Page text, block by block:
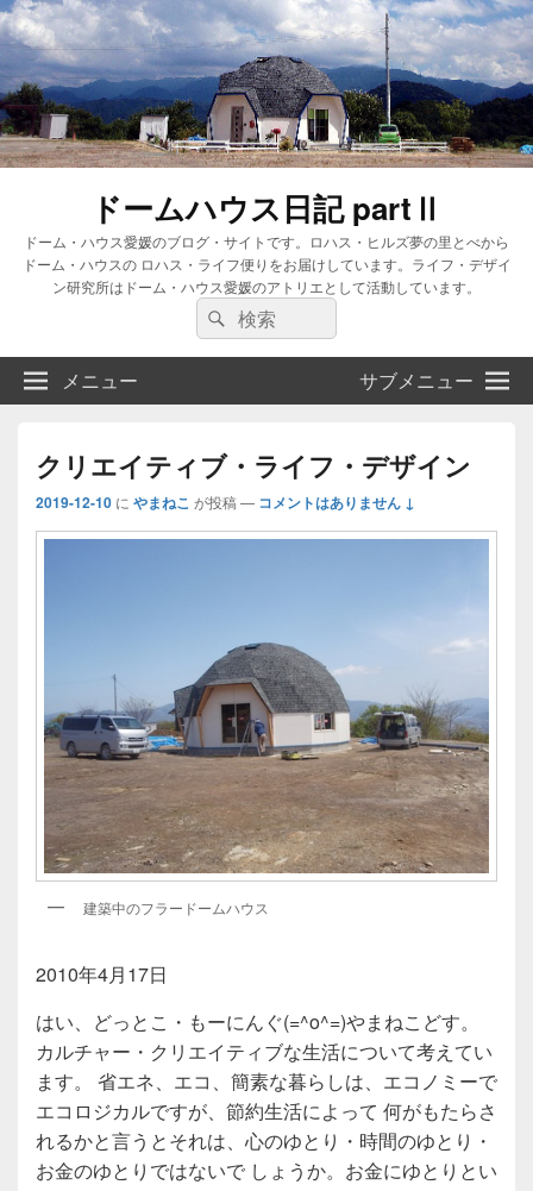
ドームハウス日記 partⅡ
ドーム・ハウス愛媛のブログ・サイトです。ロハス・ヒルズ夢の里とべから
ドーム・ハウスの ロハス・ライフ便りをお届けしています。ライフ・デザイ
ン研究所はドーム・ハウス愛媛のアトリエとして活動しています。
検
索:
検
索
メニュー サブメニュー
クリエイティブ・ライフ・デザイン
2019-12-10 に やまねこ が投稿 — コメントはありません ↓
建築中のフラードームハウス
2010年4月17日
はい、どっとこ・もーにんぐ(=^o^=)やまねこどす。
カルチャー・クリエイティブな生活について考えてい
ます。 省エネ、エコ、簡素な暮らしは、エコノミーで
エコロジカルですが、節約生活によって 何がもたらさ
れるかと言うとそれは、心のゆとり・時間のゆとり・
お金のゆとりではないで しょうか。お金にゆとりとい